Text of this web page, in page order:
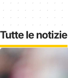
Tutte le notizie